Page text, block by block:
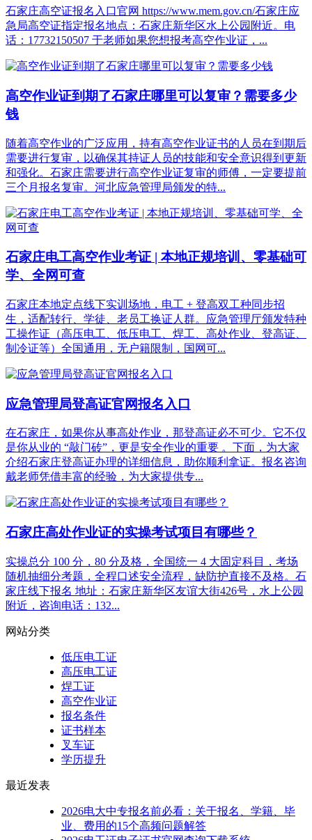
石家庄高空证报名入口官网 https://www.mem.gov.cn/石家庄应
急局高空证指定报名地点：石家庄新华区水上公园附近。电
话：17732150507 于老师如果您想报考高空作业证，...
高空作业证到期了石家庄哪里可以复审？需要多少
钱
随着高空作业的广泛应用，持有高空作业证书的人员在到期后
需要进行复审，以确保其持证人员的技能和安全意识得到更新
和强化。石家庄需要进行高空作业证复审的师傅，一定要提前
三个月报名复审。河北应急管理局颁发的特...
石家庄电工高空作业考证 | 本地正规培训、零基础可
学、全网可查
石家庄本地定点线下实训场地，电工 + 登高双工种同步招
生，适配转行、学徒、老员工换证人群。应急管理厅颁发特种
工操作证（高压电工、低压电工、焊工、高处作业、登高证、
制冷证等）全国通用，无户籍限制，国网可...
应急管理局登高证官网报名入口
在石家庄，如果你从事高处作业，那登高证必不可少。它不仅
是你从业的 “敲门砖”，更是安全作业的重要 。下面，为大家
介绍石家庄登高证办理的详细信息，助你顺利拿证。报名咨询
戴老师凭借丰富的经验，为大家提供专...
石家庄高处作业证的实操考试项目有哪些？
实操总分 100 分，80 分及格，全国统一 4 大固定科目，考场
随机抽细分考题，全程口述安全流程，缺防护直接不及格。石
家庄线下报名 地址：石家庄新华区友谊大街426号，水上公园
附近，咨询电话：132...
网站分类
低压电工证
高压电工证
焊工证
高空作业证
报名条件
证书样本
叉车证
学历提升
最近发表
2026电大中专报名前必看：关于报名、学籍、毕
业、费用的15个高频问题解答